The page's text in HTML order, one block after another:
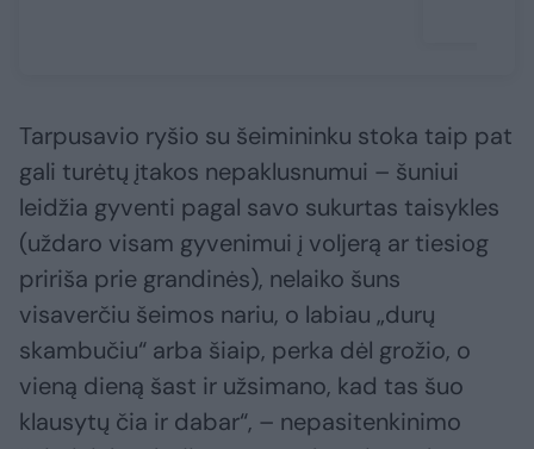
Tarpusavio ryšio su šeimininku stoka taip pat
gali turėtų įtakos nepaklusnumui – šuniui
leidžia gyventi pagal savo sukurtas taisykles
(uždaro visam gyvenimui į voljerą ar tiesiog
pririša prie grandinės), nelaiko šuns
visaverčiu šeimos nariu, o labiau „durų
skambučiu“ arba šiaip, perka dėl grožio, o
vieną dieną šast ir užsimano, kad tas šuo
klausytų čia ir dabar“, – nepasitenkinimo